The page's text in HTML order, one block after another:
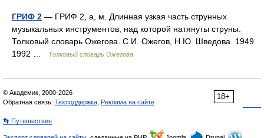
ГРИФ 2 — ГРИФ 2, а, м. Длинная узкая часть струнных
музыкальных инструментов, над которой натянуты струны.
Толковый словарь Ожегова. С.И. Ожегов, Н.Ю. Шведова. 1949
1992 …
Толковый словарь Ожегова
18+
© Академик, 2000-2026
Обратная связь: Техподдержка Реклама на сайте
👣 Путешествия